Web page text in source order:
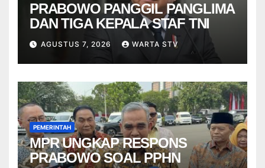
PRABOWO PANGGIL PANGLIMA
DAN TIGA KEPALA STAF TNI
AGUSTUS 7, 2026 WARTA STV
PEMERINTAH
MPR UNGKAP RESPONS
PRABOWO SOAL PPHN